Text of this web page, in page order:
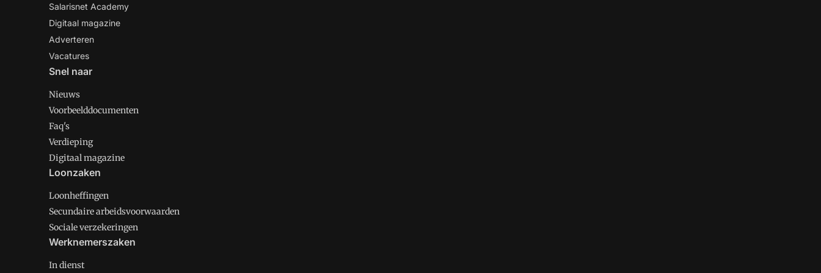
Salarisnet Academy
Digitaal magazine
Adverteren
Vacatures
Snel naar
Nieuws
Voorbeelddocumenten
Faq's
Verdieping
Digitaal magazine
Loonzaken
Loonheffingen
Secundaire arbeidsvoorwaarden
Sociale verzekeringen
Werknemerszaken
In dienst